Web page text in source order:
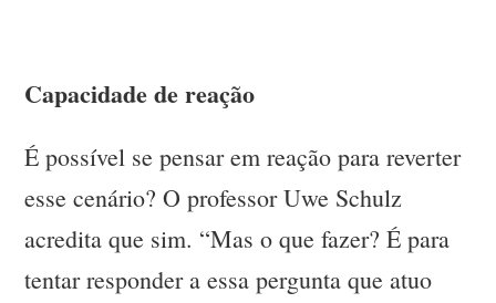
Capacidade de reação
É possível se pensar em reação para reverter
esse cenário? O professor Uwe Schulz
acredita que sim. “Mas o que fazer? É para
tentar responder a essa pergunta que atuo